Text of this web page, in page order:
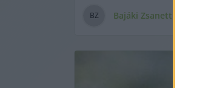
BZ Bajáki Zsanett